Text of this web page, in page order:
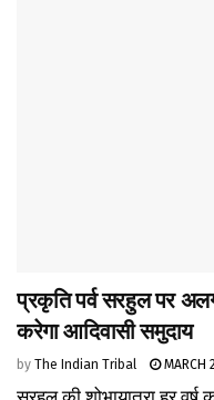
प्रकृति पर्व सरहुल पर
करेगा आदिवासी समुदाय
by The Indian Tribal MARCH